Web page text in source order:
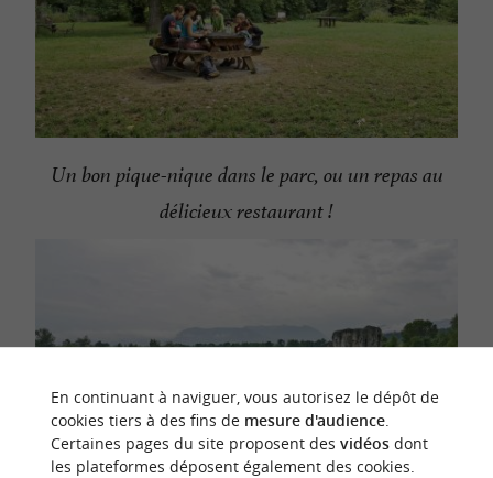
Un bon pique-nique dans le parc, ou un repas au
délicieux restaurant !
En continuant à naviguer, vous autorisez le dépôt de
cookies tiers à des fins de mesure d'audience.
Certaines pages du site proposent des vidéosdont
les plateformes déposent également des cookies.